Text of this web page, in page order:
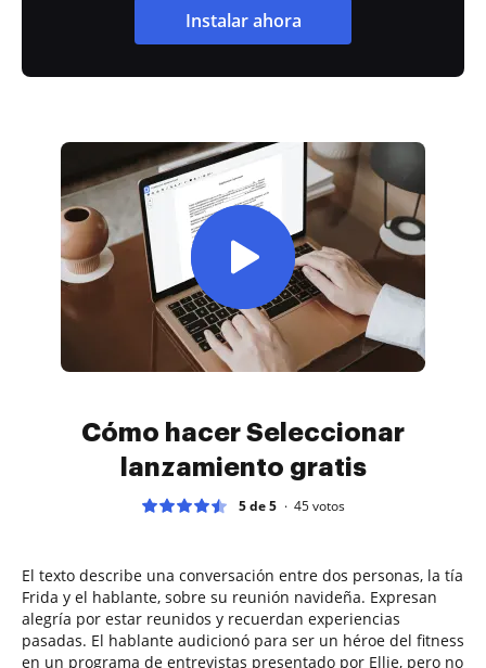
Instalar ahora
Cómo hacer Seleccionar
lanzamiento gratis
5 de 5 45votos
El texto describe una conversación entre dos personas, la tía
Frida y el hablante, sobre su reunión navideña. Expresan
alegría por estar reunidos y recuerdan experiencias
pasadas. El hablante audicionó para ser un héroe del fitness
en un programa de entrevistas presentado por Ellie, pero no